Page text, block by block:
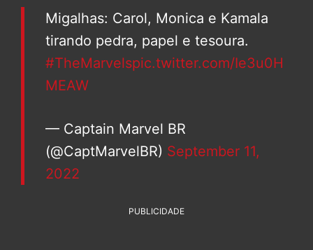
Migalhas: Carol, Monica e Kamala
tirando pedra, papel e tesoura.
#TheMarvelspic.twitter.com/Ie3u0H
MEAW
— Captain Marvel BR
(@CaptMarvelBR) September 11,
2022
PUBLICIDADE